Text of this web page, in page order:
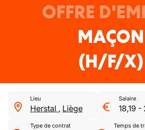
OFFRE
MAÇON
(H/F/X)
Lieu
Herstal , Liège
Salaire
18,19 -
Type de contrat Temps de